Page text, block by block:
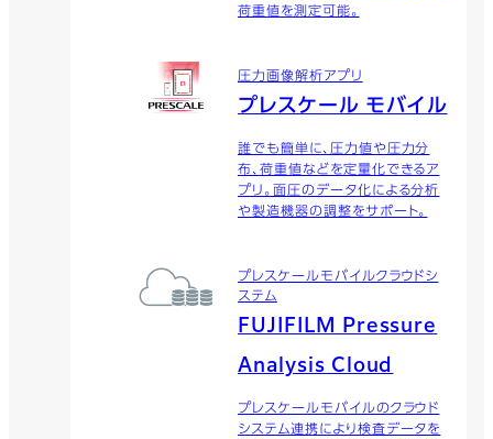
荷重値を測定可能。
圧力画像解析アプリ
プレスケール モバイル
誰でも簡単に、圧力値や圧力分
布、荷重値などを定量化できるア
プリ。面圧のデータ化による分析
や製造機器の調整をサポート。
プレスケールモバイルクラウドシ
ステム
FUJIFILM Pressure
Analysis Cloud
プレスケールモバイルのクラウド
システム連携により検査データを